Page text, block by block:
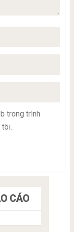
trong trình
tôi.
CÁO